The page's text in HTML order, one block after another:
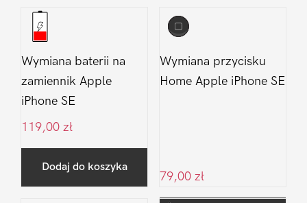
Wymiana baterii na
zamiennik Apple
iPhone SE
119,00 zł
Dodaj do koszyka
Wymiana przycisku
Home Apple iPhone SE
79,00 zł